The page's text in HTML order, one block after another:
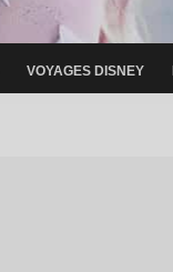
VOYAGES DISNEY